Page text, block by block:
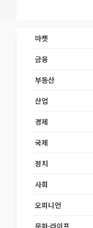
마켓
금융
부동산
산업
경제
국제
정치
사회
오피니언
문화·라이프